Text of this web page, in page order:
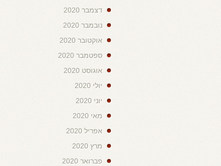
דצמבר 2020
נובמבר 2020
אוקטובר 2020
ספטמבר 2020
אוגוסט 2020
יולי 2020
יוני 2020
מאי 2020
אפריל 2020
מרץ 2020
פברואר 2020